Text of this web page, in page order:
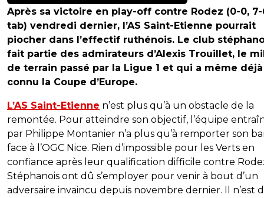
Après sa victoire en play-off contre Rodez (0-0,
tab) vendredi dernier, l’AS Saint-Etienne pourrait
piocher dans l’effectif ruthénois. Le club
fait partie des admirateurs d’Alexis Trouillet, le
de terrain passé par la Ligue 1 et qui a même déjà
connu la Coupe d’Europe.
L’AS Saint-Etienne n’est plus qu’à un obstacle de la
remontée. Pour atteindre son objectif, l’équipe
par Philippe Montanier n’a plus qu’à remporter son
face à l’OGC Nice. Rien d’impossible pour les Verts en
confiance après leur qualification difficile contre
Stéphanois ont dû s’employer pour venir à bout d’un
adversaire invaincu depuis novembre dernier. Il n’est